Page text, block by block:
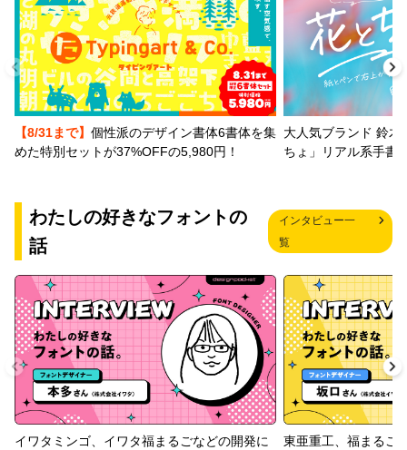
【8/31まで】 個性派のデザイン書体6書体を集
めた特別セットが37%OFFの5,980円！
大人気ブランド 鈴木
ちょ」リアル系手書
わたしの好きなフォントの
話
インタビュー一
覧
イワタミンゴ、イワタ福まるごなどの開発に
東亜重工、福まるご